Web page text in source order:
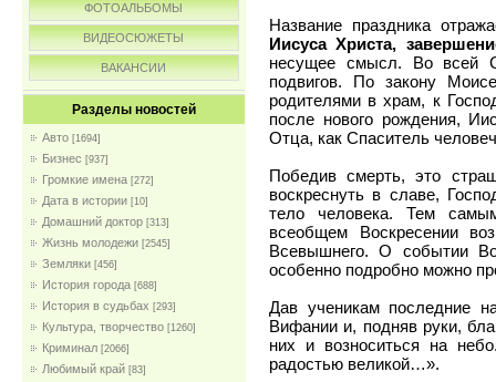
ФОТОАЛЬБОМЫ
ВИДЕОСЮЖЕТЫ
ВАКАНСИИ
Разделы новостей
Авто [1694]
Бизнес [937]
Громкие имена [272]
Дата в истории [10]
Домашний доктор [313]
Жизнь молодежи [2545]
Земляки [456]
История города [688]
История в судьбах [293]
Культура, творчество [1260]
Криминал [2066]
Любимый край [83]
Название праздника
Иисуса Христа,
несущее смысл. Во всей
подвигов. По закону
родителями в храм, к
после нового рождения,
Отца, как Спаситель
Победив смерть, это
воскреснуть в славе,
тело человека. Тем
всеобщем Воскресении
Всевышнего. О событии
особенно подробно можно
Дав ученикам последние
Вифании и, подняв руки,
них и возноситься на
радостью великой…».